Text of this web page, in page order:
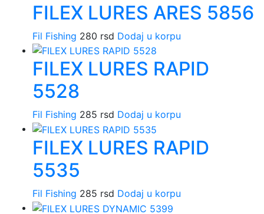
FILEX LURES ARES 5856
Fil Fishing 280 rsd Dodaj u korpu
FILEX LURES RAPID
5528
Fil Fishing 285 rsd Dodaj u korpu
FILEX LURES RAPID
5535
Fil Fishing 285 rsd Dodaj u korpu